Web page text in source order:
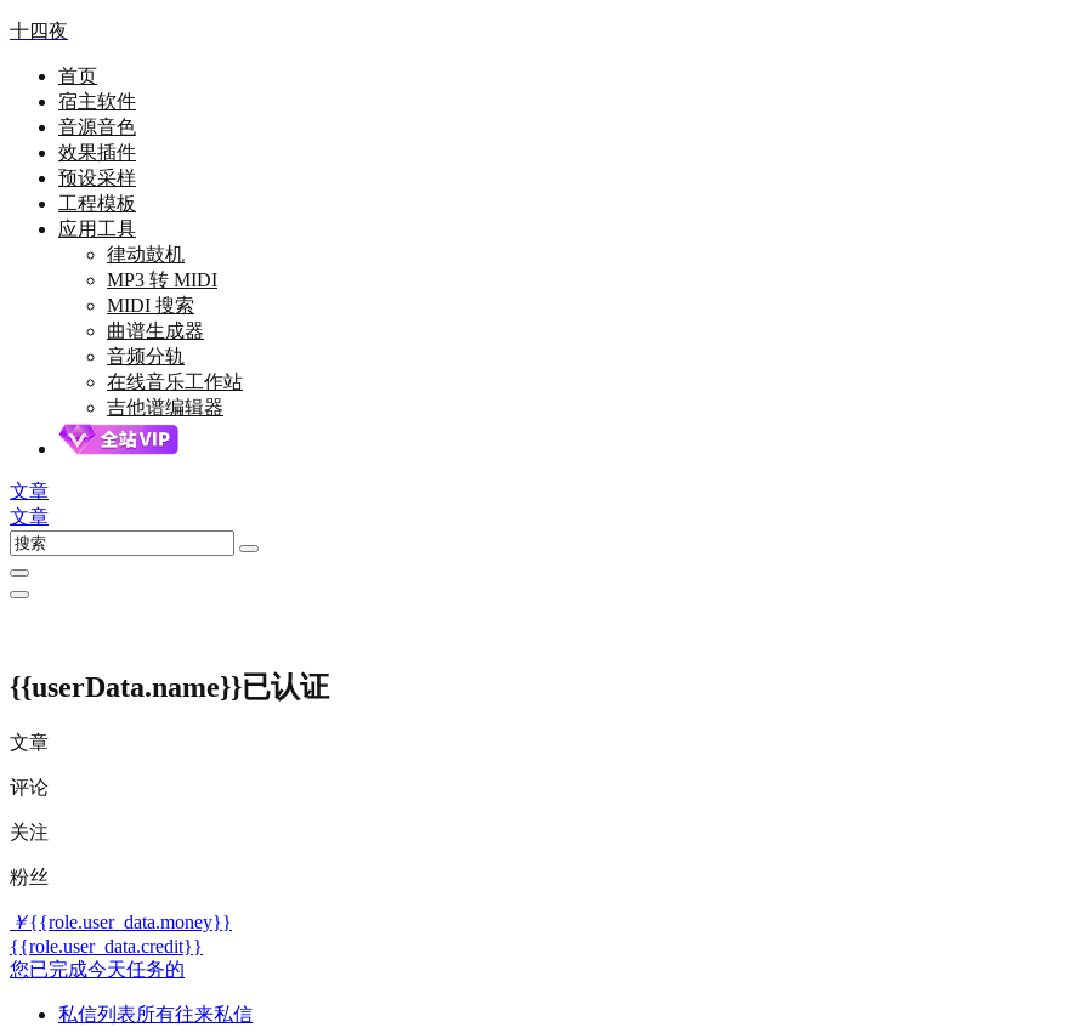
十四夜
首页
宿主软件
音源音色
效果插件
预设采样
工程模板
应用工具
律动鼓机
MP3 转 MIDI
MIDI 搜索
曲谱生成器
音频分轨
在线音乐工作站
吉他谱编辑器
文章
文章
{{userData.name}}已认证
文章
评论
关注
粉丝
￥{{role.user_data.money}}
{{role.user_data.credit}}
您已完成今天任务的
私信列表所有往来私信